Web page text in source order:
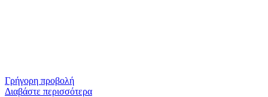
Γρήγορη προβολή
Διαβάστε περισσότερα